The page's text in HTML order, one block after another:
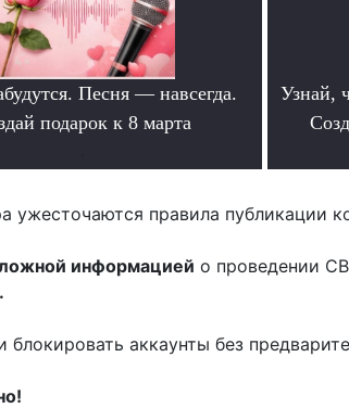
Песня — навсегда.
подарок к 8 марта
Узнай,
ужесточаются правила публикации
информацией о проведении
аккаунты без